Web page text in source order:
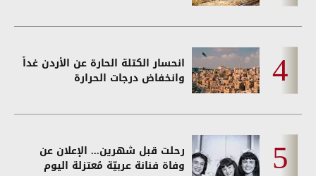
انحسار الكتلة الحارة عن الأردن غداً
وانخفاض درجات الحرارة
رحلت قبل شهرين... الإعلان عن
وفاة فنانة عربيّة مُعتزلة اليوم